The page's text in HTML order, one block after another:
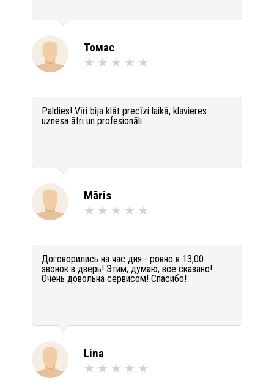
Томас
Paldies! Vīri bija klāt precīzi laikā, klavieres
uznesa ātri un profesionāli.
Māris
Договорились на час дня - ровно в 13;00
звонок в дверь! Этим, думаю, все сказано!
Очень довольна сервисом! Спасибо!
Lina